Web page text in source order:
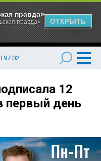
97 02
12
первый день
правда»
правда»
ОТКРЫТЬ